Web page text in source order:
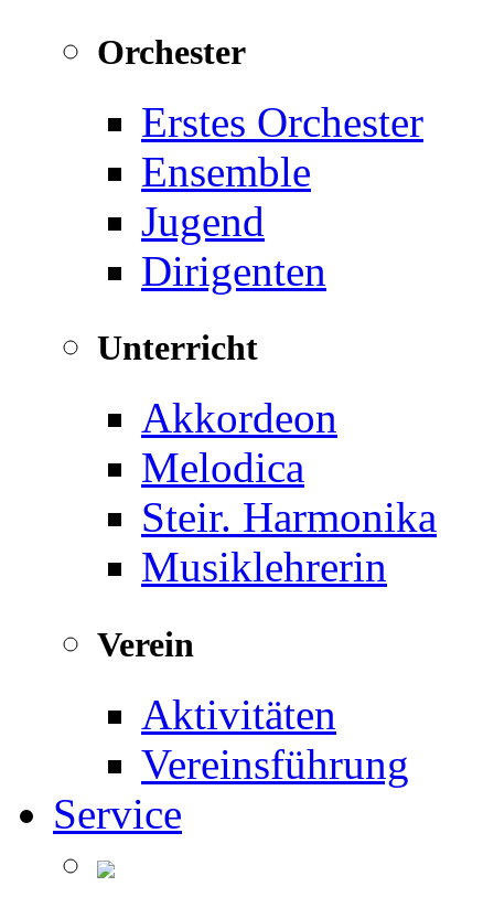
Orchester
Erstes Orchester
Ensemble
Jugend
Dirigenten
Unterricht
Akkordeon
Melodica
Steir. Harmonika
Musiklehrerin
Verein
Aktivitäten
Vereinsführung
Service